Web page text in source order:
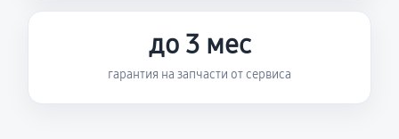
до 3 мес
гарантия на запчасти от сервиса